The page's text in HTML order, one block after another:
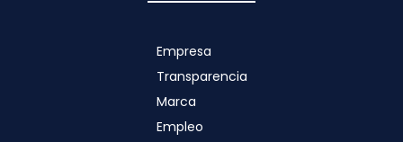
Empresa
Transparencia
Marca
Empleo